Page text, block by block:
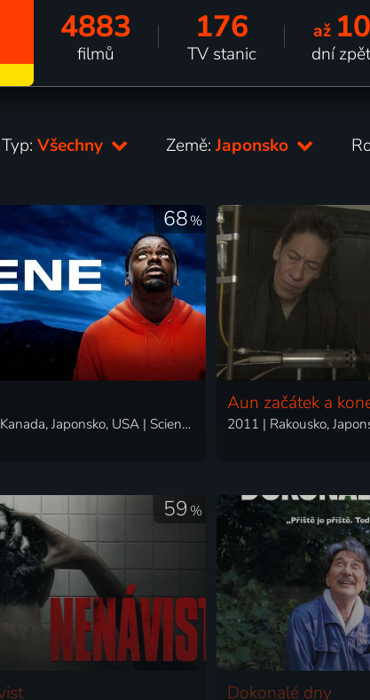
4883
filmů
176
TV stanic
až
dní
Typ:Všechny Země:Japonsko
68%
2022 | Kanada, Japonsko, USA | Science Fiction, Horor, Mysteriózní, Thriller
Aun začátek a
59%
Dokonalé dny